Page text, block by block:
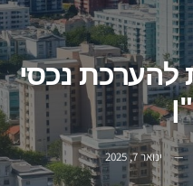
נכסי
ינואר 7, 2025